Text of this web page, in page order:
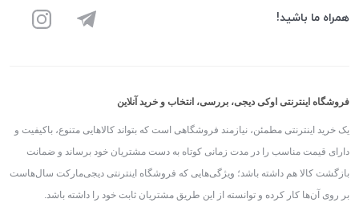
همراه ما باشید!
فروشگاه اینترنتی اوکی دیجی، بررسی، انتخاب و خرید آنلاین
یک خرید اینترنتی مطمئن، نیازمند فروشگاهی است که بتواند کالاهایی متنوع، باکیفیت و
دارای قیمت مناسب را در مدت زمانی کوتاه به دست مشتریان خود برساند و ضمانت
بازگشت کالا هم داشته باشد؛ ویژگی‌هایی که فروشگاه اینترنتی دیجی‌مارکت سال‌هاست
بر روی آن‌ها کار کرده و توانسته از این طریق مشتریان ثابت خود را داشته باشد.